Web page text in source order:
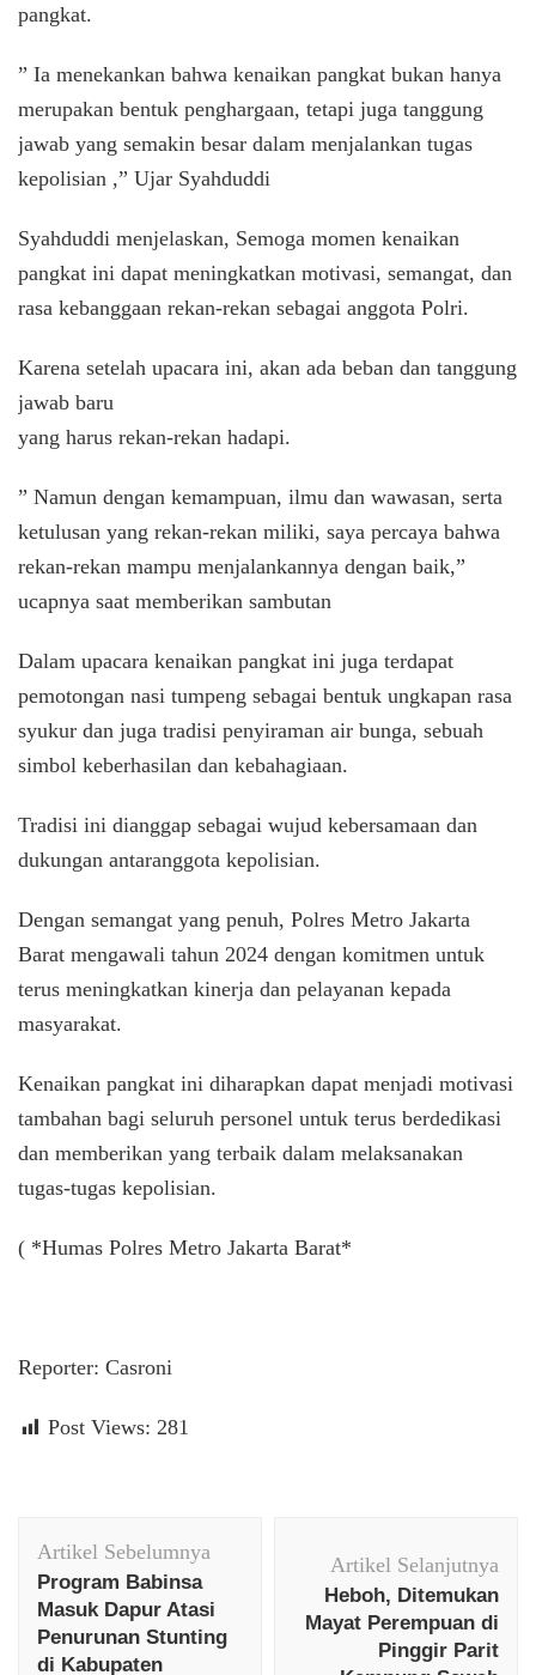
pangkat.
” Ia menekankan bahwa kenaikan pangkat bukan hanya
merupakan bentuk penghargaan, tetapi juga tanggung
jawab yang semakin besar dalam menjalankan tugas
kepolisian ,” Ujar Syahduddi
Syahduddi menjelaskan, Semoga momen kenaikan
pangkat ini dapat meningkatkan motivasi, semangat, dan
rasa kebanggaan rekan-rekan sebagai anggota Polri.
Karena setelah upacara ini, akan ada beban dan tanggung
jawab baru
yang harus rekan-rekan hadapi.
” Namun dengan kemampuan, ilmu dan wawasan, serta
ketulusan yang rekan-rekan miliki, saya percaya bahwa
rekan-rekan mampu menjalankannya dengan baik,”
ucapnya saat memberikan sambutan
Dalam upacara kenaikan pangkat ini juga terdapat
pemotongan nasi tumpeng sebagai bentuk ungkapan rasa
syukur dan juga tradisi penyiraman air bunga, sebuah
simbol keberhasilan dan kebahagiaan.
Tradisi ini dianggap sebagai wujud kebersamaan dan
dukungan antaranggota kepolisian.
Dengan semangat yang penuh, Polres Metro Jakarta
Barat mengawali tahun 2024 dengan komitmen untuk
terus meningkatkan kinerja dan pelayanan kepada
masyarakat.
Kenaikan pangkat ini diharapkan dapat menjadi motivasi
tambahan bagi seluruh personel untuk terus berdedikasi
dan memberikan yang terbaik dalam melaksanakan
tugas-tugas kepolisian.
( *Humas Polres Metro Jakarta Barat*
Reporter: Casroni
Post Views: 281
Artikel
Artikel Sebelumnya
Program Babinsa
Masuk Dapur Atasi
Penurunan Stunting
di Kabupaten
Artikel Selanjutnya
Heboh, Ditemukan
Mayat Perempuan di
Pinggir Parit